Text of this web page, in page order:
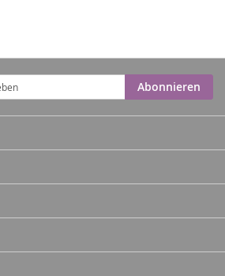
Abonnieren